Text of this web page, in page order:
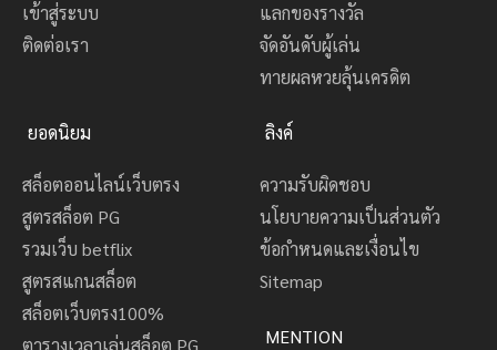
เข้าสู่ระบบ
ติดต่อเรา
แลกของรางวัล
จัดอันดับผู้เล่น
ทายผลหวยลุ้นเครดิต
ยอดนิยม
สล็อตออนไลน์เว็บตรง
สูตรสล็อต PG
รวมเว็บ betflix
สูตรสแกนสล็อต
สล็อตเว็บตรง100%
ลิงค์
ความรับผิดชอบ
นโยบายความเป็นส่วนตัว
ข้อกำหนดและเงื่อนไข
Sitemap
MENTION